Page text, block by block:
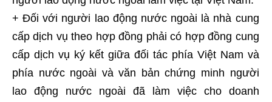
+ Đối với người lao động nước ngoài là nhà cung
cấp dịch vụ theo hợp đồng phải có hợp đồng cung
cấp dịch vụ ký kết giữa đối tác phía Việt Nam và
phía nước ngoài và văn bản chứng minh người
lao động nước ngoài đã làm việc cho doanh